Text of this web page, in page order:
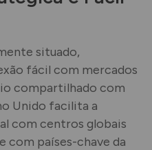
situado,
fácil com mercados
compartilhado com
Unido facilita a
com centros globais
com países-chave da